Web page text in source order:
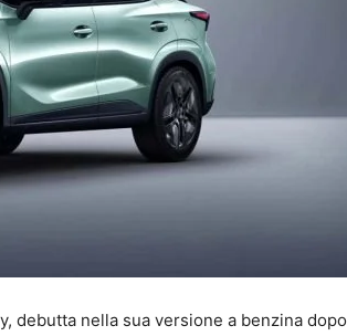
debutta nella sua versione a benzina dopo